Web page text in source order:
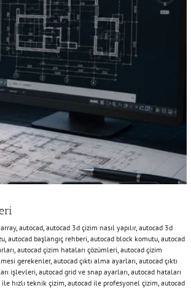
array, autocad autocad 3d çizim nasıl yapılır, autocad 3d
autocad başlangıç rehberi autocad block komutu autocad
autocad çizim hataları çözümleri autocad çizim
gerekenler, autocad çıktı alma ayarları autocad çıktı
işlevleri autocad grid ve snap ayarları autocad hataları
ile hızlı teknik çizim autocad ile profesyonel çizim autocad